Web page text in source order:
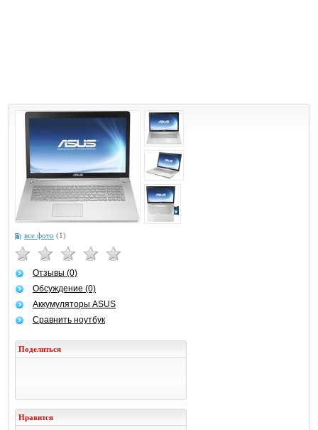
все фото (1)
Отзывы (0)
Обсуждение (0)
Аккумуляторы ASUS
Сравнить ноутбук
Поделиться
Нравится